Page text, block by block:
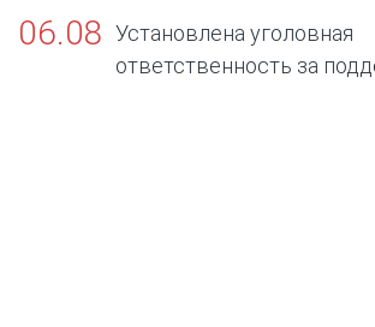
06.08 Установлена уголовная
ответственность за